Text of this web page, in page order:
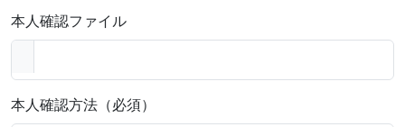
本人確認ファイル
本人確認方法（必須）